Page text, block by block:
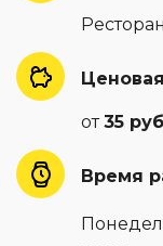
Ресторан
от35 руб
Время